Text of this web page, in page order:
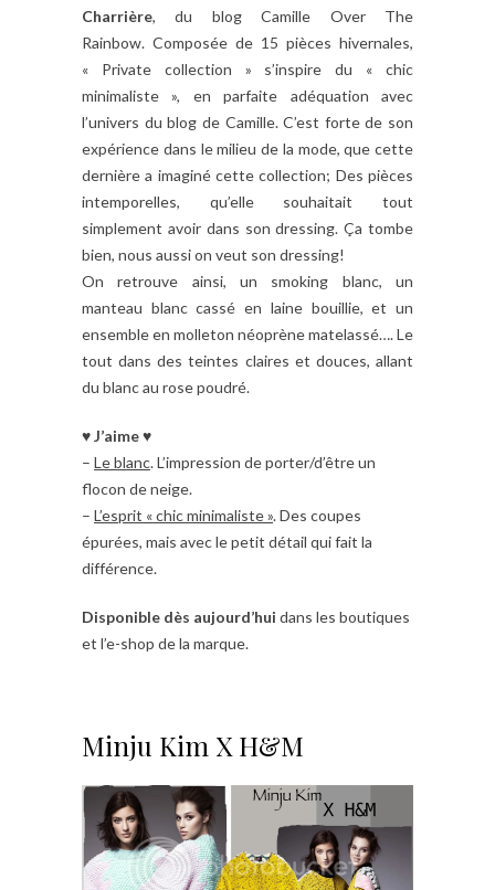
Charrière, du blog Camille Over The
Rainbow. Composée de 15 pièces hivernales,
« Private collection » s’inspire du « chic
minimaliste », en parfaite adéquation avec
l’univers du blog de Camille. C’est forte de son
expérience dans le milieu de la mode, que cette
dernière a imaginé cette collection; Des pièces
intemporelles, qu’elle souhaitait tout
simplement avoir dans son dressing. Ça tombe
bien, nous aussi on veut son dressing!
On retrouve ainsi, un smoking blanc, un
manteau blanc cassé en laine bouillie, et un
ensemble en molleton néoprène matelassé…. Le
tout dans des teintes claires et douces, allant
du blanc au rose poudré.
♥ J’aime ♥
– Le blanc. L’impression de porter/d’être un
flocon de neige.
– L’esprit « chic minimaliste ». Des coupes
épurées, mais avec le petit détail qui fait la
différence.
Disponible dès aujourd’hui dans les boutiques
et l’e-shop de la marque.
Minju Kim X H&M